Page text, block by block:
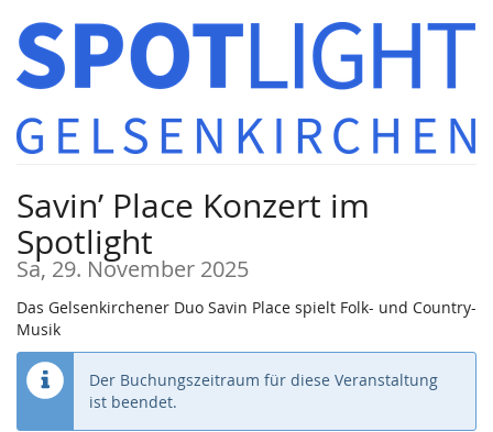
Zum
Haupt-
Inhalt
springen
Savin’ Place Konzert im
Spotlight
Sa, 29. November 2025
Das Gelsenkirchener Duo Savin Place spielt Folk- und Country-
Musik
Der Buchungszeitraum für diese Veranstaltung
ist beendet.